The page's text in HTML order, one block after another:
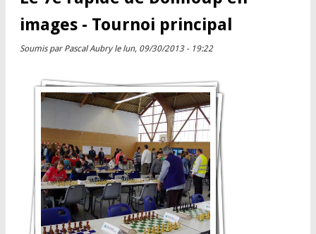
images - Tournoi principal
Soumis par Pascal Aubryle lun, 09/30/2013 - 19:22